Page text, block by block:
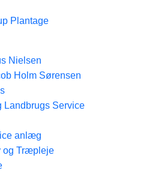
Plantage
Nielsen
Holm Sørensen
Landbrugs Service
anlæg
og Træpleje